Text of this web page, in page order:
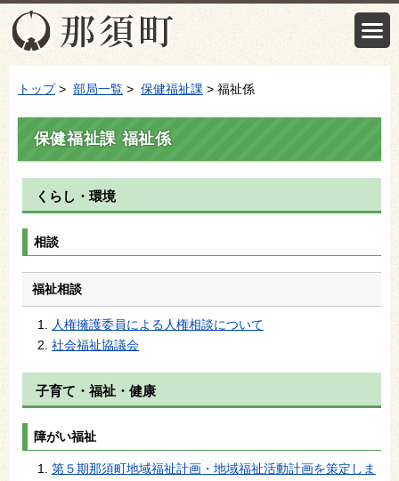
トップ> 部局一覧 > 保健福祉課 > 福祉係
保健福祉課 福祉係
くらし・環境
相談
福祉相談
人権擁護委員による人権相談について
社会福祉協議会
子育て・福祉・健康
障がい福祉
第５期那須町地域福祉計画・地域福祉活動計画を策定しま